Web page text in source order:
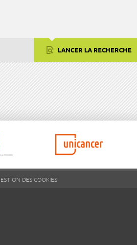
LANCER LA RECHERCHE
DES COOKIES